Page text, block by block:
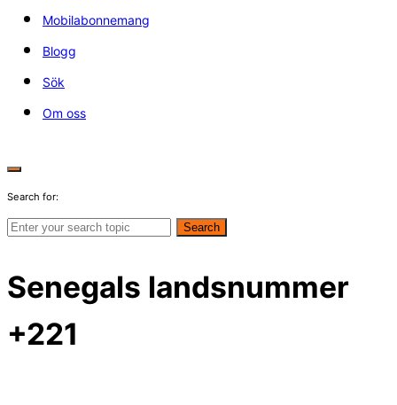
Mobilabonnemang
Blogg
Sök
Om oss
Search for:
Search
Senegals landsnummer
+221